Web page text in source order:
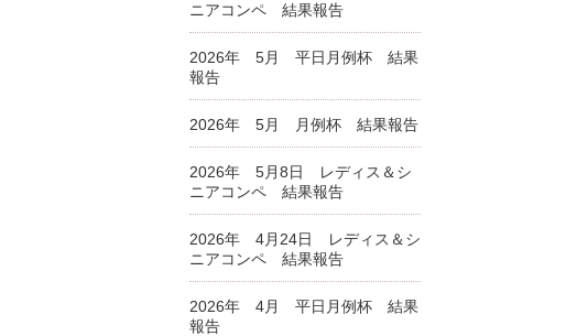
ニアコンペ 結果報告
2026年 5月 平日月例杯 結果
報告
2026年 5月 月例杯 結果報告
2026年 5月8日 レディス＆シ
ニアコンペ 結果報告
2026年 4月24日 レディス＆シ
ニアコンペ 結果報告
2026年 4月 平日月例杯 結果
報告